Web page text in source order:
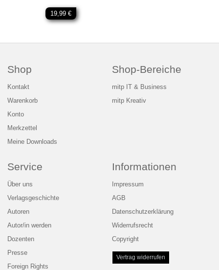
19,99 €
Shop
Kontakt
Warenkorb
Konto
Merkzettel
Meine Downloads
Shop-Bereiche
mitp IT & Business
mitp Kreativ
Service
Über uns
Verlagsgeschichte
Autoren
Autor/in werden
Dozenten
Presse
Foreign Rights
Informationen
Impressum
AGB
Datenschutzerklärung
Widerrufsrecht
Copyright
Vertrag widerrufen